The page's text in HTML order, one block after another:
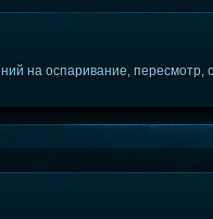
на оспаривание,